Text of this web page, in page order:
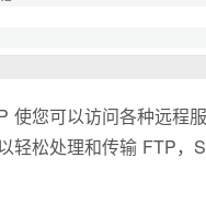
您可以访问各种远程
松处理和传输 FTP，